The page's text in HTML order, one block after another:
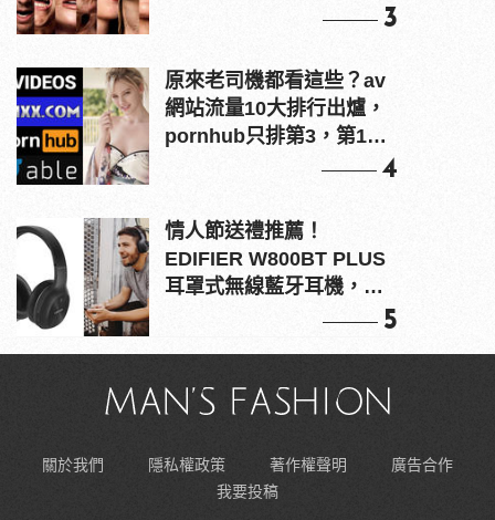
3
原來老司機都看這些？av
網站流量10大排行出爐，
pornhub只排第3，第1名
4
情人節送禮推薦！
EDIFIER W800BT PLUS
耳罩式無線藍牙耳機，在
5
關於我們 隱私權政策 著作權聲明
廣告合作
我要投稿